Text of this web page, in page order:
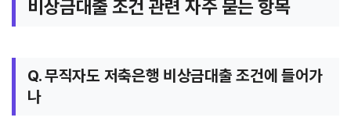
비상금대출 조건 관련 자주 묻는 항목
Q. 무직자도 저축은행 비상금대출 조건에 들어가
나